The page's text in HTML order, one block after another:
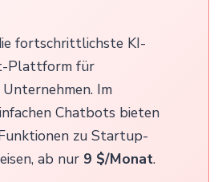
fortschrittlichste KI-
Plattform für
Im
Chatbots bieten
zu Startup-
ab nur 9 $/Monat.